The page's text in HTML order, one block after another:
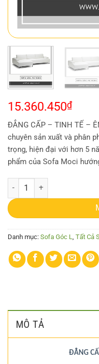
15.360.450₫
ĐẲNG CẤP – TINH TẾ –
chuyên sản xuất và phân
trọng, hiện đại với hơn 5
phẩm của Sofa Moci
Sofa Góc MC-SG04 số lượng
Danh mục: Sofa Góc L Tất Cả
MÔ TẢ
ĐẲNG